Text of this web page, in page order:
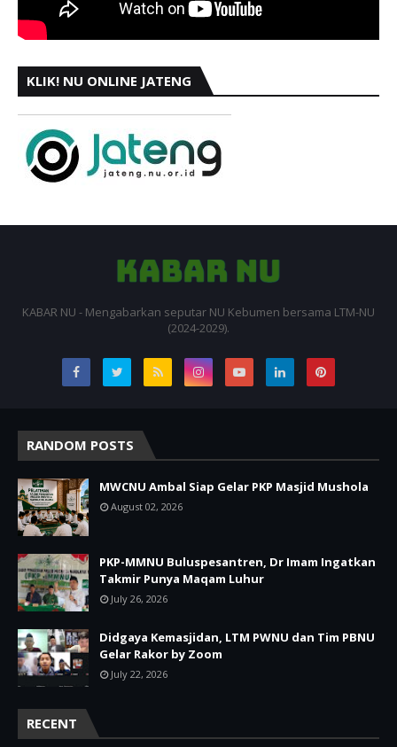
KLIK! NU ONLINE JATENG
KABAR NU - Mengabarkan seputar NU Kebumen bersama LTM-NU
(2024-2029).
RANDOM POSTS
MWCNU Ambal Siap Gelar PKP Masjid Mushola
August 02, 2026
PKP-MMNU Buluspesantren, Dr Imam Ingatkan
Takmir Punya Maqam Luhur
July 26, 2026
Didgaya Kemasjidan, LTM PWNU dan Tim PBNU
Gelar Rakor by Zoom
July 22, 2026
RECENT